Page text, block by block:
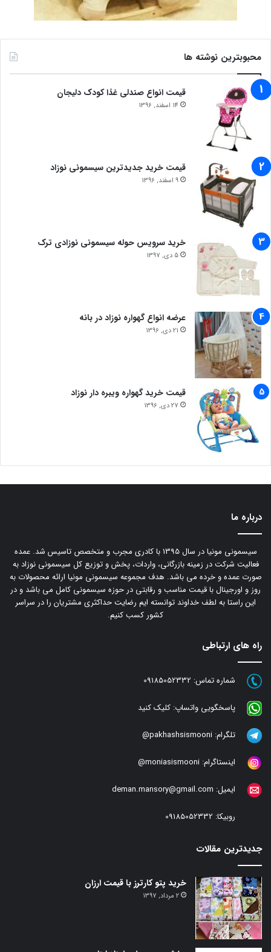
محبوبترین نوشته ها
قیمت انواع صندلی غذا کودک دلیجان
14 اسفند, 1396
قیمت خرید جدیدترین سیسمونی نوزاد
9 اسفند, 1396
خرید سرویس حوله سیسمونی نوزادی ترک
5 دی, 1397
عرضه انواع گهواره نوزاد در بانه
21 دی, 1396
قیمت خرید گهواره ویبره دار نوزاد
27 دی, 1396
درباره ما
سیسمونی مونیا در سال 1395 با کادری مجرب و متخصص تاسیس شد. عمده
فعالیت شرکت در زمینه بازرگانی، واردات، پخش و توزیع کل سیسمونی نوزاد به
صورت عمده و خرده می باشد. هدف مجموعه سیسمونی مونیا ارائه محصولات به
روز و اورجینال با قیمت مناسب و رقابتی در حوزه سیسمونی کامل می باشد و در
این راستا به لطف خداوند توانسته ایم رضایت حداکثری مشتریان را در سراسر
کشور کسب کنیم.
راه های ارتباطی
شماره تماس: 09185052332
پاسخگویی واتساپ: کلیک کنید
تلگرام: pakhashsismooni@
اینستاگرام: moniasismooni@
ایمیل: deman.mansory@gmail.com
روبیکا: 09185052332
جدیدترین مقالات
خرید پتو کارترز با قیمت ارزان
2 مرداد, 1397